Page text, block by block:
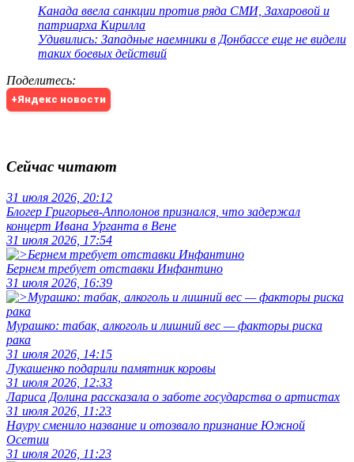
Канада ввела санкции против ряда СМИ, Захаровой и
патриарха Кирилла
Удивились: Западные наемники в Донбассе еще не видели
таких боевых действий
Поделитесь:
+Яндекс новости
Сейчас читают
31 июля 2026, 20:12
Блогер Григорьев-Апполонов признался, что задержал
концерт Ивана Урганта в Вене
31 июля 2026, 17:54
Бернем требует отставки Инфантино
31 июля 2026, 16:39
Мурашко: табак, алкоголь и лишний вес — факторы риска
рака
31 июля 2026, 14:15
Лукашенко подарили памятник коровы
31 июля 2026, 12:33
Лариса Долина рассказала о заботе государства о артистах
31 июля 2026, 11:23
Науру сменило название и отозвало признание Южной
Осетии
31 июля 2026, 11:23